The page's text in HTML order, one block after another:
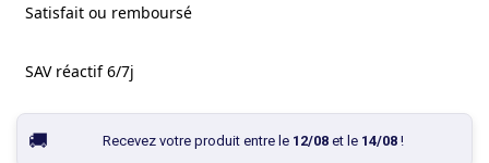
Satisfait ou remboursé
SAV réactif 6/7j
Recevez votre produit entre le 12/08et le 14/08!